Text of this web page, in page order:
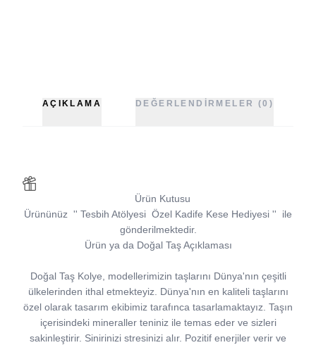
AÇIKLAMA DEĞERLENDIRMELER (0)
Ürün Kutusu
Ürününüz '' Tesbih Atölyesi Özel Kadife Kese Hediyesi ''
ile
gönderilmektedir.
Ürün ya da Doğal Taş Açıklaması
Doğal Taş Kolye, modellerimizin taşlarını Dünya'nın çeşitli
ülkelerinden ithal etmekteyiz. Dünya'nın en kaliteli taşlarını
özel olarak tasarım ekibimiz tarafınca tasarlamaktayız. Taşın
içerisindeki mineraller teniniz ile temas eder ve sizleri
sakinleştirir. Sinirinizi stresinizi alır. Pozitif enerjiler verir ve